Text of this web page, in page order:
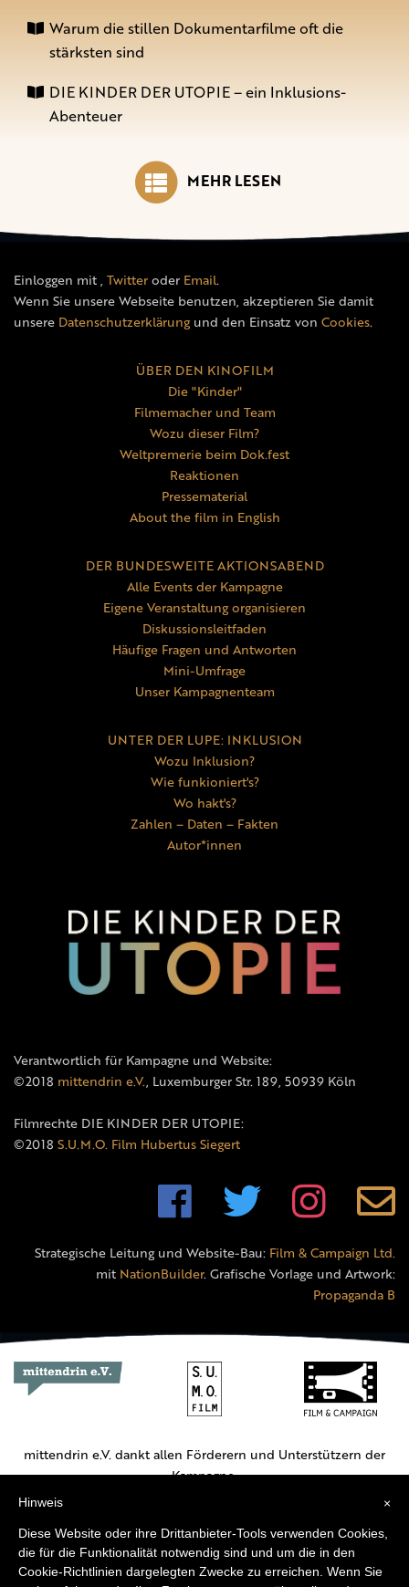
Warum die stillen Dokumentarfilme oft die
stärksten sind
DIE KINDER DER UTOPIE – ein Inklusions-
Abenteuer
MEHR LESEN
Einloggen mit, Twitteroder Email.
Wenn Sie unsere Webseite benutzen, akzeptieren Sie damit
unsere Datenschutzerklärungund den Einsatz von Cookies.
ÜBER DEN KINOFILM
Die "Kinder"
Filmemacher und Team
Wozu dieser Film?
Weltpremerie beim Dok.fest
Reaktionen
Pressematerial
About the film in English
DER BUNDESWEITE AKTIONSABEND
Alle Events der Kampagne
Eigene Veranstaltung organisieren
Diskussionsleitfaden
Häufige Fragen und Antworten
Mini-Umfrage
Unser Kampagnenteam
UNTER DER LUPE: INKLUSION
Wozu Inklusion?
Wie funkioniert's?
Wo hakt's?
Zahlen – Daten – Fakten
Autor*innen
Verantwortlich für Kampagne und Website:
©2018 mittendrin e.V., Luxemburger Str. 189, 50939 Köln
Filmrechte DIE KINDER DER UTOPIE:
©2018 S.U.M.O. Film Hubertus Siegert
Strategische Leitung und Website-Bau: Film & Campaign Ltd.
mit NationBuilder. Grafische Vorlage und Artwork:
Propaganda B
mittendrin e.V. dankt allen Förderern und Unterstützern der
Kampagne.
×
Hinweis
Diese Website oder ihre Drittanbieter-Tools verwenden Cookies,
die für die Funktionalität notwendig sind und um die in den
Cookie-Richtlinien dargelegten Zwecke zu erreichen. Wenn Sie